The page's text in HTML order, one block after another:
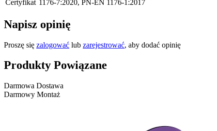
Certyfikat 1176-7:2020, PN-EN 1176-1:2017
Napisz opinię
Proszę się zalogować lub zarejestrować, aby dodać opinię
Produkty Powiązane
Darmowa Dostawa
Darmowy Montaż